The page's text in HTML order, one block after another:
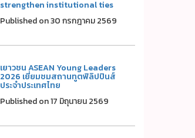
strengthen institutional ties
Published on 30 กรกฎาคม 2569
เยาวชน ASEAN Young Leaders
2026 เยี่ยมชมสถานทูตฟิลิปปินส์
ประจำประเทศไทย
Published on 17 มิถุนายน 2569